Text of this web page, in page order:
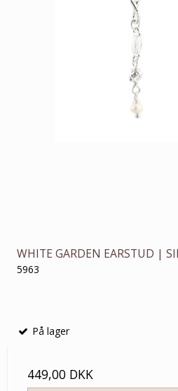
WHITE GARDEN EARSTUD |
5963
På lager
449,00 DKK